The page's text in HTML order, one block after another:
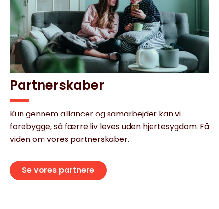
Partnerskaber
Kun gennem alliancer og samarbejder kan vi
forebygge, så færre liv leves uden hjertesygdom. Få
viden om vores partnerskaber.
Se vores partnere